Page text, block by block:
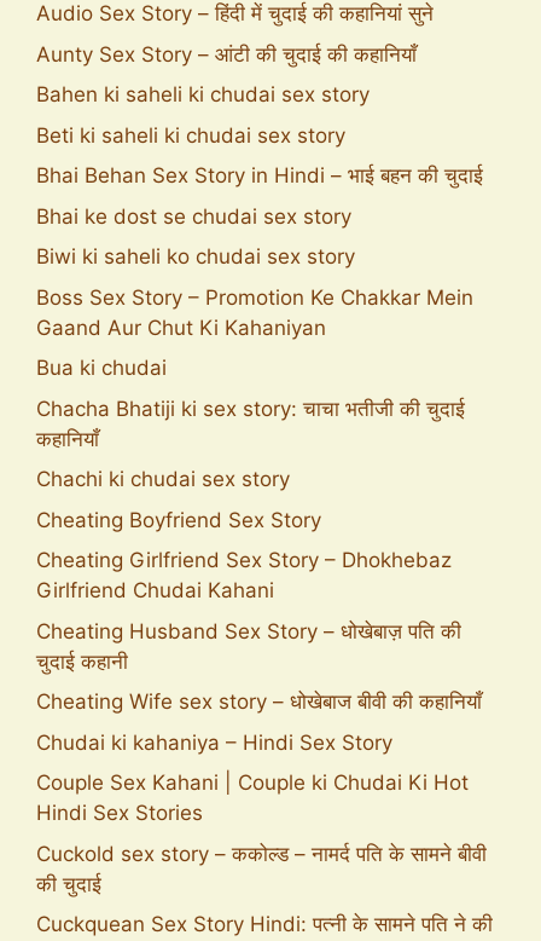
Audio Sex Story – हिंदी में चुदाई की कहानियां सुने
Aunty Sex Story – आंटी की चुदाई की कहानियाँ
Bahen ki saheli ki chudai sex story
Beti ki saheli ki chudai sex story
Bhai Behan Sex Story in Hindi – भाई बहन की चुदाई
Bhai ke dost se chudai sex story
Biwi ki saheli ko chudai sex story
Boss Sex Story – Promotion Ke Chakkar Mein
Gaand Aur Chut Ki Kahaniyan
Bua ki chudai
Chacha Bhatiji ki sex story: चाचा भतीजी की चुदाई
कहानियाँ
Chachi ki chudai sex story
Cheating Boyfriend Sex Story
Cheating Girlfriend Sex Story – Dhokhebaz
Girlfriend Chudai Kahani
Cheating Husband Sex Story – धोखेबाज़ पति की
चुदाई कहानी
Cheating Wife sex story – धोखेबाज बीवी की कहानियाँ
Chudai ki kahaniya – Hindi Sex Story
Couple Sex Kahani | Couple ki Chudai Ki Hot
Hindi Sex Stories
Cuckold sex story – ककोल्ड – नामर्द पति के सामने बीवी
की चुदाई
Cuckquean Sex Story Hindi: पत्नी के सामने पति ने की